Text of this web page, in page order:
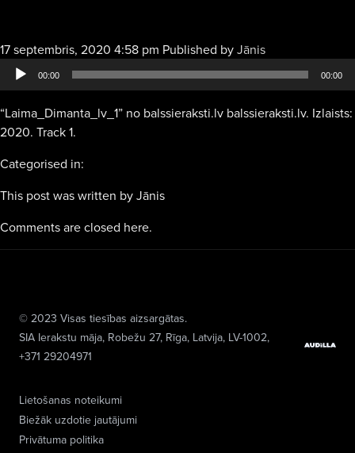
17 septembris, 2020 4:58 pm Published byJānisAudio
atskaņotājs
00:00 00:00
“Laima_Dimanta_lv_1” no balssieraksti.lv balssieraksti.lv. Izlaists:
2020. Track 1.
Categorised in:
This post was written by Jānis
Comments are closed here.
Lietošanas noteikumi
Biežāk uzdotie jautājumi
Privātuma politika
© 2023 Visas tiesības aizsargātas.
SIA Ierakstu māja, Robežu 27, Rīga, Latvija, LV-1002,
+371 29204971